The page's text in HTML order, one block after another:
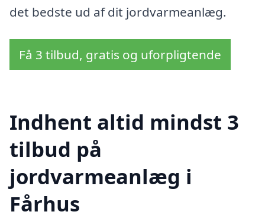
det bedste ud af dit jordvarmeanlæg.
Få 3 tilbud, gratis og uforpligtende
Indhent altid mindst 3
tilbud på
jordvarmeanlæg i
Fårhus